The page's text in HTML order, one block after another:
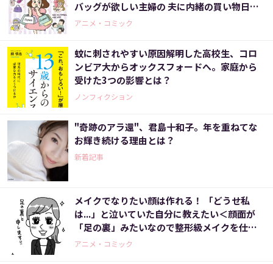
バッグが欲しい主婦の 夫に内緒の買い物日記
（1）＞
アニメ・コミック
蚊に刺されやすい原因解明した高校生、コロ
ンビア大からオックスフォードへ。家庭から
受けた3つの影響とは？
ノンフィクション
"奇跡のアラ還"、君島十和子。年を重ねてな
お輝き続ける理由とは？
新着記事
メイクでなりたい顔は作れる！ 「どうせ私
は...」と泣いていた自分に教えたい＜顔面が
「足の裏」みたいなので整形級メイクを仕事
にしました（9）＞
アニメ・コミック